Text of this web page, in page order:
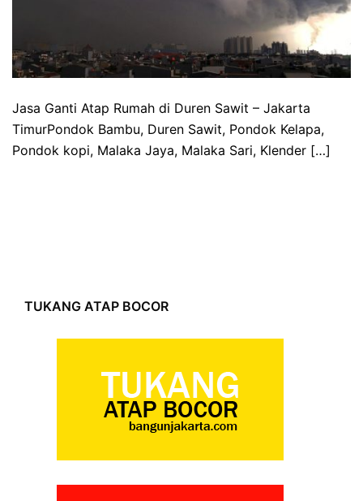
Jasa Ganti Atap Rumah di Duren Sawit – Jakarta
TimurPondok Bambu, Duren Sawit, Pondok Kelapa,
Pondok kopi, Malaka Jaya, Malaka Sari, Klender […]
TUKANG ATAP BOCOR